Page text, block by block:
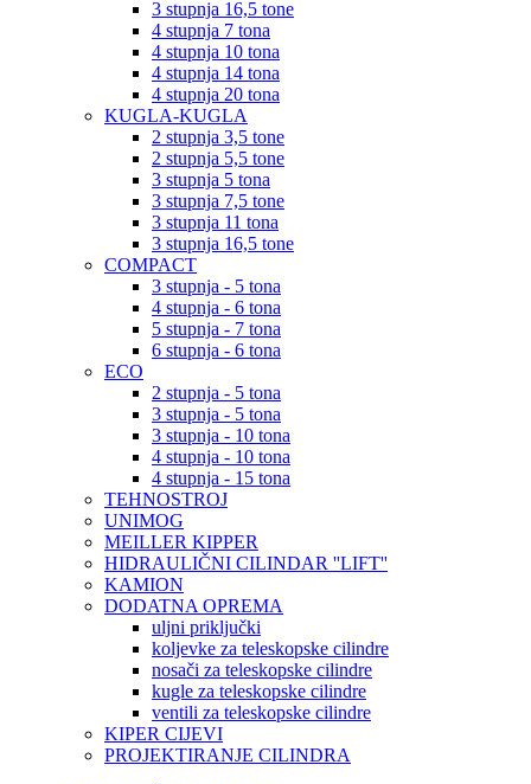
3 stupnja 16,5 tone
4 stupnja 7 tona
4 stupnja 10 tona
4 stupnja 14 tona
4 stupnja 20 tona
KUGLA-KUGLA
2 stupnja 3,5 tone
2 stupnja 5,5 tone
3 stupnja 5 tona
3 stupnja 7,5 tone
3 stupnja 11 tona
3 stupnja 16,5 tone
COMPACT
3 stupnja - 5 tona
4 stupnja - 6 tona
5 stupnja - 7 tona
6 stupnja - 6 tona
ECO
2 stupnja - 5 tona
3 stupnja - 5 tona
3 stupnja - 10 tona
4 stupnja - 10 tona
4 stupnja - 15 tona
TEHNOSTROJ
UNIMOG
MEILLER KIPPER
HIDRAULIČNI CILINDAR ''LIFT''
KAMION
DODATNA OPREMA
uljni priključki
koljevke za teleskopske cilindre
nosači za teleskopske cilindre
kugle za teleskopske cilindre
ventili za teleskopske cilindre
KIPER CIJEVI
PROJEKTIRANJE CILINDRA